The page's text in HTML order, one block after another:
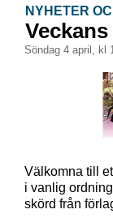
NYHETER
söndag 4 april, kl
Välkomna till
i vanlig
skörd från